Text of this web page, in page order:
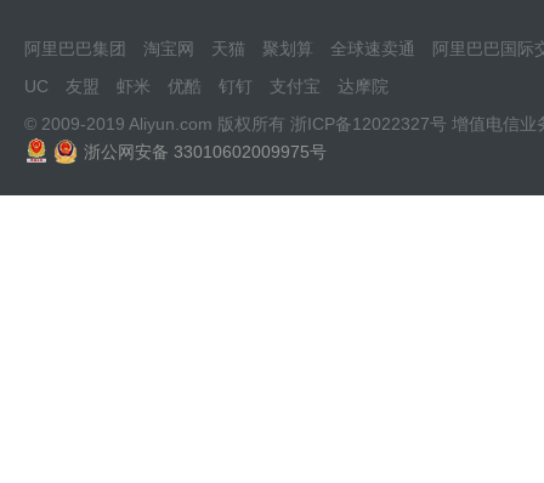
阿里巴巴集团 淘宝网 天猫 聚划算 全球速卖通
阿里巴巴国际
UC
友盟 虾米 优酷 钉钉 支付宝
达摩院
© 2009-2019 Aliyun.com 版权所有 浙ICP备12022327号 增值电信业
浙公网安备 33010602009975号